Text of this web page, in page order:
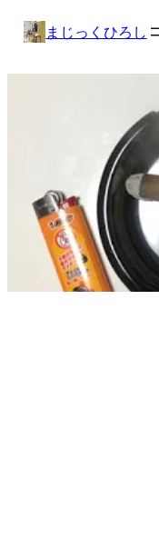
まじっくひろし